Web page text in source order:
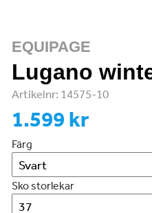
EQUIPAGE
Lugano
Artikelnr: 14575-10
1.599 kr
Färg
Sko storlekar